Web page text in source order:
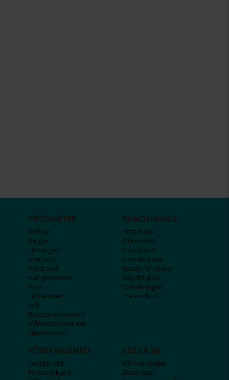
PRODUKTER
Bröllop
Ringar
Örhängen
Armband
Halsband
Hängsmycken
Herr
Till hemmet
Stål
Bokstavssmycken
Månadsstenar och
stjärntecken
KUNDSERVICE
Hitta butik
Bli medlem
Kundtjänst
Kontakta oss
Guide för kedjor
Sälj ditt guld
Försäkringar
Presentkort
FÖRETAGSINFO
Lediga jobb
Företagskund
KOLLA IN
Våra tävlingar
Guldlotten